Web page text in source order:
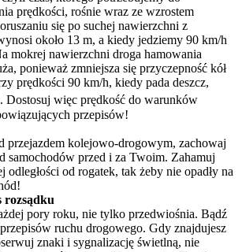
prędkości, rośnie wraz ze wzrostem
się po suchej nawierzchni z
około 13 m, a kiedy jedziemy 90 km/h
mokrej nawierzchni droga hamowania
ponieważ zmniejsza się przyczepność kół
prędkości 90 km/h, kiedy pada deszcz,
. Dostosuj więc prędkość do warunków
przepisów!
przejazdem kolejowo-drogowym, zachowaj
samochodów przed i za Twoim. Zahamuj
odległości od rogatek, tak żeby nie opadły na
rozsądku
pory roku, nie tylko przedwiośnia. Bądź
ruchu drogowego. Gdy znajdujesz
znaki i sygnalizację świetlną, nie